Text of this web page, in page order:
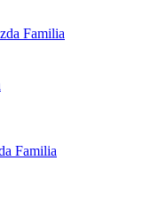
Familia
Familia